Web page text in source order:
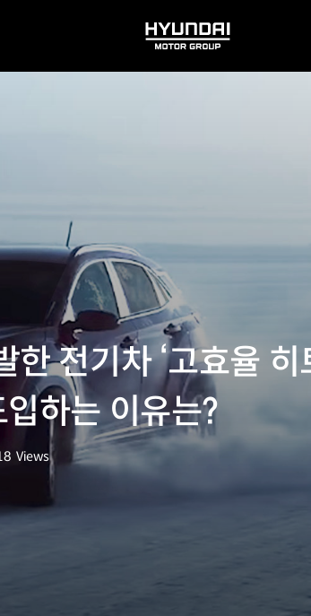
HYUNDAI
MOTOR
전기차 ‘고효율 히
하는 이유는?
Views